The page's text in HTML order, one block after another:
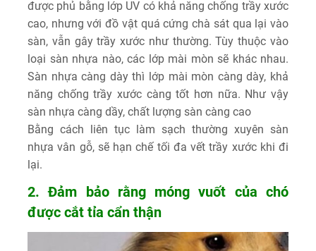
được phủ bằng lớp UV có khả năng chống trầy xước
cao, nhưng với đồ vật quá cứng chà sát qua lại vào
sàn, vẫn gây trầy xước như thường. Tùy thuộc vào
loại sàn nhựa nào, các lớp mài mòn sẽ khác nhau.
Sàn nhựa càng dày thì lớp mài mòn càng dày, khả
năng chống trầy xước càng tốt hơn nữa. Như vậy
sàn nhựa càng dầy, chất lượng sàn càng cao
Bằng cách liên tục làm sạch thường xuyên sàn
nhựa vân gỗ, sẽ hạn chế tối đa vết trầy xước khi đi
lại.
2. Đảm bảo rằng móng vuốt của chó
được cắt tỉa cẩn thận